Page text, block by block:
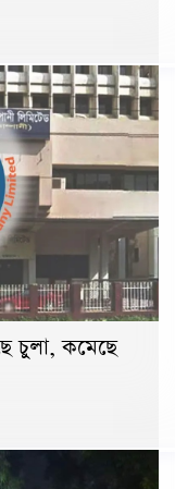
চুলা, কমেছে